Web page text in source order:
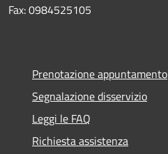
Fax: 0984525105
Prenotazione appuntamento
Segnalazione disservizio
Leggi le FAQ
Richiesta assistenza